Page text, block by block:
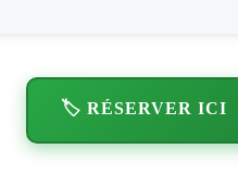
🏷️ RÉSERVER ICI